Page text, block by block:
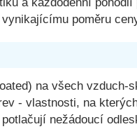
poměru
na všech vzduch-
- vlastnosti, na
nežádoucí